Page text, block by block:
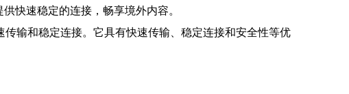
快速稳定的连接，畅享境外内容。
输和稳定连接。它具有快速传输、稳定连接和安全性等优